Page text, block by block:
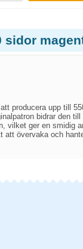
sidor
producera upp till
bidrar den
vilket ger en smidig
att övervaka och